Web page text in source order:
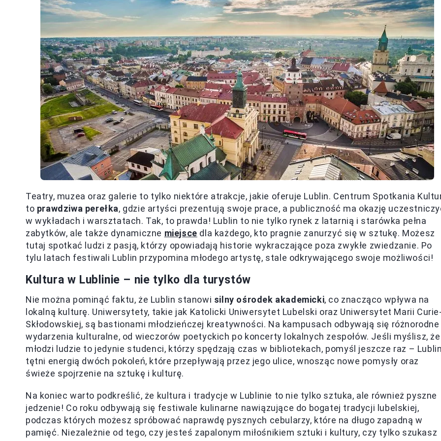
Teatry, muzea oraz galerie to tylko niektóre atrakcje, jakie oferuje Lublin. Centrum Spotkania
to prawdziwa perełka, gdzie artyści prezentują swoje prace, a publiczność ma okazję
w wykładach i warsztatach. Tak, to prawda! Lublin to nie tylko rynek z latarnią i starówka pełna
zabytków, ale także dynamiczne miejsce dla każdego, kto pragnie zanurzyć się w sztukę. Możesz
tutaj spotkać ludzi z pasją, którzy opowiadają historie wykraczające poza zwykłe zwiedzanie. Po
tylu latach festiwali Lublin przypomina młodego artystę, stale odkrywającego swoje możliwości!
Kultura w Lublinie – nie tylko dla turystów
Nie można pominąć faktu, że Lublin stanowi silny ośrodek akademicki, co znacząco wpływa na
lokalną kulturę. Uniwersytety, takie jak Katolicki Uniwersytet Lubelski oraz Uniwersytet Marii
Skłodowskiej, są bastionami młodzieńczej kreatywności. Na kampusach odbywają się różnorodne
wydarzenia kulturalne, od wieczorów poetyckich po koncerty lokalnych zespołów. Jeśli myślisz, że
młodzi ludzie to jedynie studenci, którzy spędzają czas w bibliotekach, pomyśl jeszcze raz –
tętni energią dwóch pokoleń, które przepływają przez jego ulice, wnosząc nowe pomysły oraz
świeże spojrzenie na sztukę i kulturę.
Na koniec warto podkreślić, że kultura i tradycje w Lublinie to nie tylko sztuka, ale również pyszne
jedzenie! Co roku odbywają się festiwale kulinarne nawiązujące do bogatej tradycji lubelskiej,
podczas których możesz spróbować naprawdę pysznych cebularzy, które na długo zapadną w
pamięć. Niezależnie od tego, czy jesteś zapalonym miłośnikiem sztuki i kultury, czy tylko szukasz